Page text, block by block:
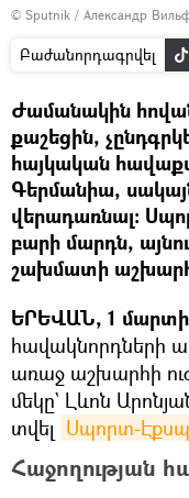
© Sputnik / Александр
Բաժանորդագրվել
Ժամանակին
քաշեցին,
հայկական
Գերմանիա,
վերադառնալ։
բարի մարդն,
շախմատի
ԵՐԵՎԱՆ, 1
հավակնորդների
առաջ աշխարհի
մեկը` Լևոն
տվել Սպորտ-
Հաջողության